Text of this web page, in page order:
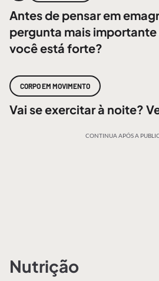
Antes de pensar em
pergunta mais
você está forte?
CORPO EM MOVIMENTO
Vai se exercitar à noite?
CONTINUA APÓS A
Nutrição